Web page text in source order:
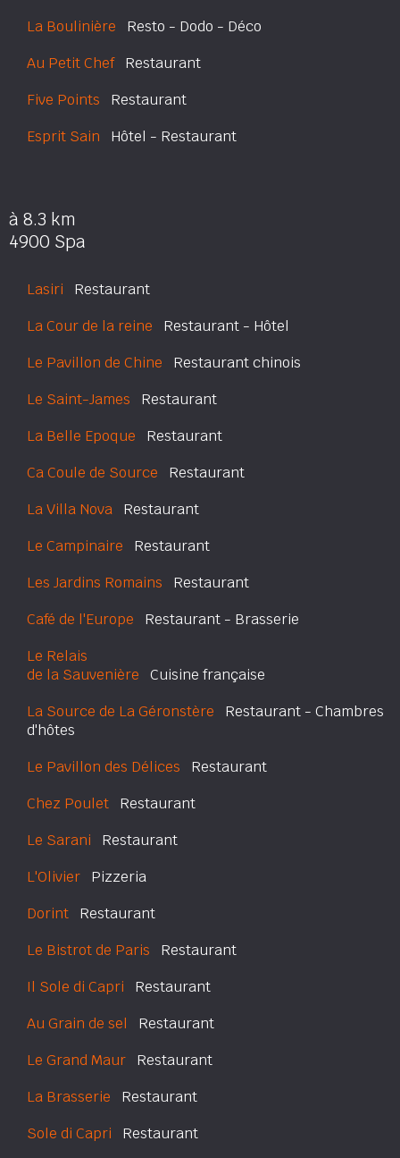
La Boulinière Resto - Dodo - Déco
Au Petit ChefRestaurant
Five Points Restaurant
Esprit Sain Hôtel - Restaurant
à 8.3 km
4900 Spa
Lasiri Restaurant
La Cour de la reine Restaurant - Hôtel
Le Pavillon de Chine Restaurant chinois
Le Saint-James Restaurant
La Belle Epoque Restaurant
Ca Coule de Source Restaurant
La Villa Nova Restaurant
Le Campinaire Restaurant
Les Jardins Romains Restaurant
Café de l'Europe Restaurant - Brasserie
Le Relais
de la Sauvenière Cuisine française
La Source de La Géronstère Restaurant - Chambres
d'hôtes
Le Pavillon des Délices Restaurant
Chez Poulet Restaurant
Le Sarani Restaurant
L'Olivier Pizzeria
Dorint Restaurant
Le Bistrot de Paris Restaurant
Il Sole di Capri Restaurant
Au Grain de sel Restaurant
Le Grand Maur Restaurant
La Brasserie Restaurant
Sole di Capri Restaurant